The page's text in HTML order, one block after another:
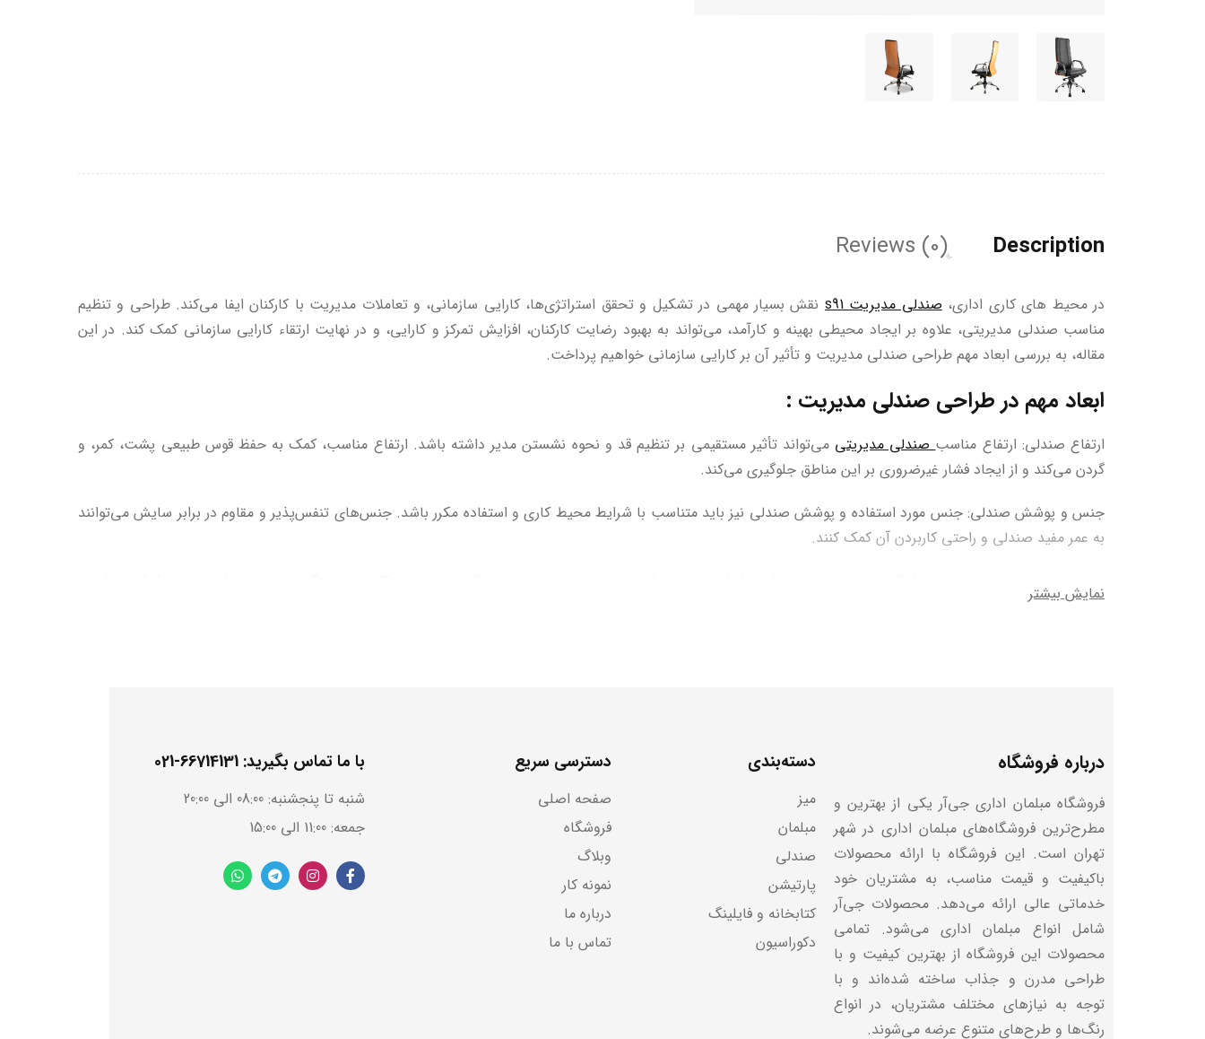
Description
Reviews (0)
در محیط‌ های کاری اداری،صندلی مدیریت s91
نقش بسیار مهمی در تشکیل و تحقق استراتژی‌ها، کارایی سازمانی، و تعاملات مدیریت با کارکنان ایفا می‌کند. طراحی و تنظیم
مناسب صندلی مدیریتی، علاوه بر ایجاد محیطی بهینه و کارآمد، می‌تواند به بهبود رضایت کارکنان، افزایش تمرکز و کارایی، و در نهایت ارتقاء کارایی سازمانی کمک کند. در این
مقاله، به بررسی ابعاد مهم طراحی صندلی مدیریت و تأثیر آن بر کارایی سازمانی خواهیم پرداخت.
ابعاد مهم در طراحی صندلی مدیریت :
ارتفاع صندلی: ارتفاع مناسبصندلی مدیریتی می‌تواند تأثیر مستقیمی بر تنظیم قد و نحوه نشستن مدیر داشته باشد. ارتفاع مناسب، کمک به حفظ قوس طبیعی پشت، کمر، و
گردن می‌کند و از ایجاد فشار غیرضروری بر این مناطق جلوگیری می‌کند.
جنس و پوشش صندلی: جنس مورد استفاده و پوشش صندلی نیز باید متناسب با شرایط محیط کاری و استفاده مکرر باشد. جنس‌های تنفس‌پذیر و مقاوم در برابر سایش می‌توانند
به عمر مفید صندلی و راحتی کاربردن آن کمک کنند.
در نتیجه تمرکز و کارایی را افزایش می‌دهد.
در محیطی کارآمد و راحت فعالیت کنند. صندلی مدیریت اداری به عنوان یک ابزار کلیدی در بهبود کارایی سازمانی می‌تواند تأثیرات بسزایی داشته باشد. طراحی صحیح این صندلی
با توجه به ابعاد ارگونومیک و نیازهای مدیران، می‌تواند منجر به ارتقاء رضایت کارکنان،می شود.
افزایش رضایت کارکنان: صندلی مدیریتی مناسب باعث افزایش رضایت کارکنان از محیط کاری می‌شود. این افزایش رضایت باعث افزایش تعهد و انگیزه کارکنان به بهبود کارایی
خواهد شد.
افزایش تمرکز و کارایی:طراحی صندلی که به نحو ارگونومیک به تناسب با فعالیت‌های مدیریتی کمک کند، تمرکز مدیران را بهبود می‌بخشد و از اشتباهات ناشی از خستگی یا ناراحتی
جلوگیری می‌کند.
نمایش بیشتر
درباره فروشگاه
فروشگاه مبلمان اداری جی‌آر یکی از بهترین و
مطرح‌ترین فروشگاه‌های مبلمان اداری در شهر
تهران است. این فروشگاه با ارائه محصولات
باکیفیت و قیمت مناسب، به مشتریان خود
خدماتی عالی ارائه می‌دهد. محصولات جی‌آر
شامل انواع مبلمان اداری می‌شود. تمامی
محصولات این فروشگاه از بهترین کیفیت و با
طراحی مدرن و جذاب ساخته شده‌اند و با
توجه به نیازهای مختلف مشتریان، در انواع
رنگ‌ها و طرح‌های متنوع عرضه می‌شوند.
دسته‌بندی
میز
مبلمان
صندلی
پارتیشن
کتابخانه و فایلینگ
دکوراسیون
دسترسی سریع
صفحه اصلی
فروشگاه
وبلاگ
نمونه کار
درباره ما
تماس با ما
با ما تماس بگیرید: 66714131-021
شنبه تا پنجشنبه: 08:00 الی 20:00
جمعه: 11:00 الی 15:00